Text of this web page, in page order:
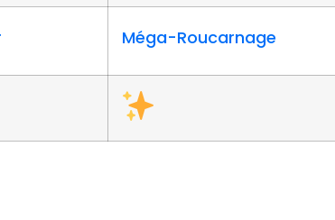
Méga-Roucarnage